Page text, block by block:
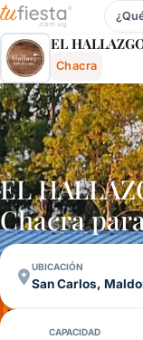
El Hallazgo Eventos
EL
Chacra
EL
Chacra
UBICACIÓN
San Carlos,
CAPACIDAD